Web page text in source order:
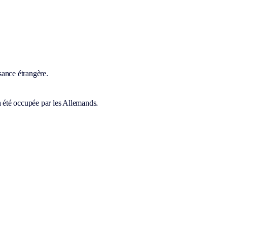
étrangère.
occupée par les Allemands.